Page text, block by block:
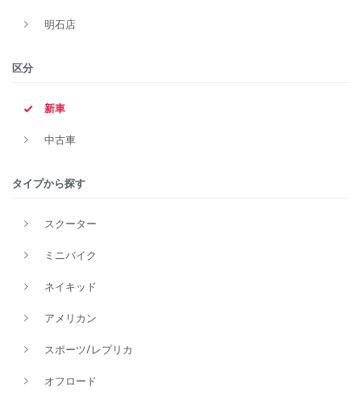
明石店
区分
新車
中古車
タイプから探す
スクーター
ミニバイク
ネイキッド
アメリカン
スポーツ/レプリカ
オフロード